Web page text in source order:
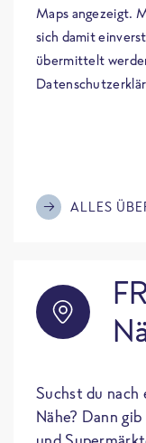
Maps angezeigt.
sich damit
übermittelt
ALLES
Suchst du nach
Nähe? Dann